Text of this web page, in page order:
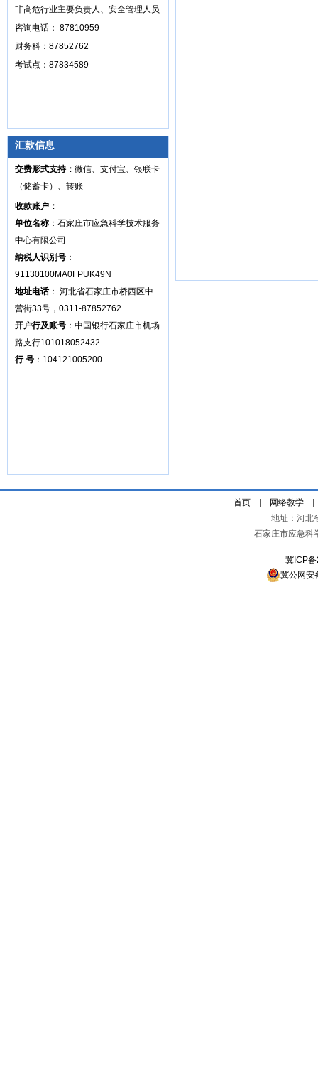
非高危行业主要负责人、安全管理人员
咨询电话： 87810959
财务科：87852762
考试点：87834589
汇款信息
交费形式支持： 微信、支付宝、银联卡
（储蓄卡）、转账
收款账户：
单位名称 ：石家庄市应急科学技术服务
中心有限公司
纳税人识别号 ：
91130100MA0FPUK49N
地址电话： 河北省石家庄市桥西区中
营街33号，0311-87852762
开户行及账号 ：中国银行石家庄市机场
路支行101018052432
行 号 ：104121005200
首页 网络教学
地址：河北
石家庄市应急科
冀ICP
冀公网安